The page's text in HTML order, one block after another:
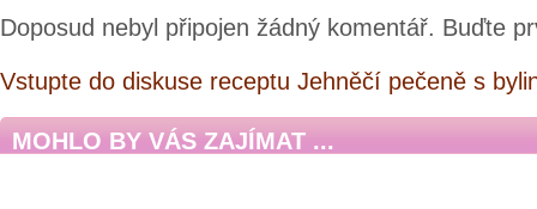
Doposud nebyl připojen žádný komentář. Buďte
Vstupte do diskuse receptu Jehněčí pečeně s
MOHLO BY VÁS ZAJÍMAT ...